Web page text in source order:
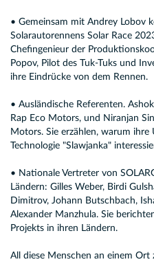
• Gemeinsam mit Andrey Lobov
Solarautorennens Solar Race
Chefingenieur der
Popov, Pilot des Tuk-Tuks und
ihre Eindrücke von dem Rennen.
• Ausländische Referenten.
Rap Eco Motors, und Niranjan
Motors. Sie erzählen, warum
Technologie "Slawjanka"
• Nationale Vertreter von
Ländern: Gilles Weber, Birdi
Dimitrov, Johann Butschbach,
Alexander Manzhula. Sie
Projekts in ihren Ländern.
All diese Menschen an einem